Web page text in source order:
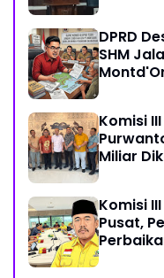
DPRD
SHM
Komisi
Miliar
Komisi
Pusat,